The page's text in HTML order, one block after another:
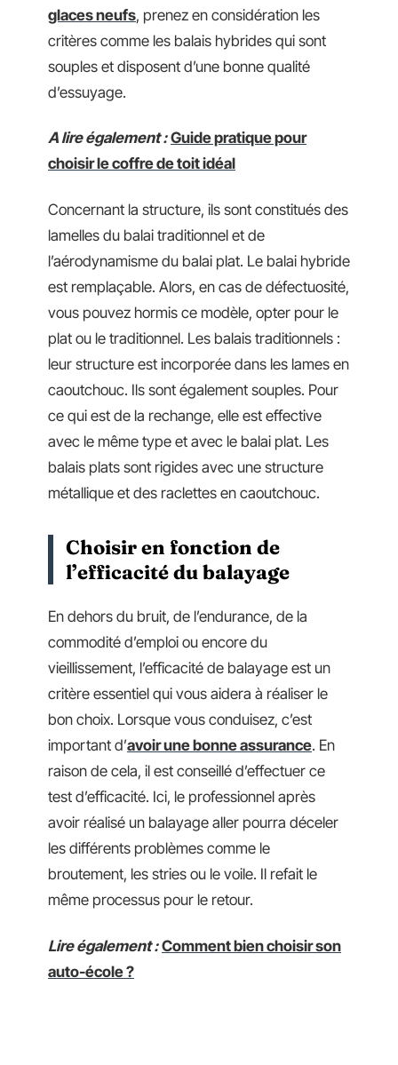
glaces neufs, prenez en considération les
critères comme les balais hybrides qui sont
souples et disposent d’une bonne qualité
d’essuyage.
A lire également : Guide pratique pour
choisir le coffre de toit idéal
Concernant la structure, ils sont constitués des
lamelles du balai traditionnel et de
l’aérodynamisme du balai plat. Le balai hybride
est remplaçable. Alors, en cas de défectuosité,
vous pouvez hormis ce modèle, opter pour le
plat ou le traditionnel. Les balais traditionnels :
leur structure est incorporée dans les lames en
caoutchouc. Ils sont également souples. Pour
ce qui est de la rechange, elle est effective
avec le même type et avec le balai plat. Les
balais plats sont rigides avec une structure
métallique et des raclettes en caoutchouc.
Choisir en fonction de
l’efficacité du balayage
En dehors du bruit, de l’endurance, de la
commodité d’emploi ou encore du
vieillissement, l’efficacité de balayage est un
critère essentiel qui vous aidera à réaliser le
bon choix. Lorsque vous conduisez, c’est
important d’avoir une bonne assurance. En
raison de cela, il est conseillé d’effectuer ce
test d’efficacité. Ici, le professionnel après
avoir réalisé un balayage aller pourra déceler
les différents problèmes comme le
broutement, les stries ou le voile. Il refait le
même processus pour le retour.
Lire également : Comment bien choisir son
auto-école ?